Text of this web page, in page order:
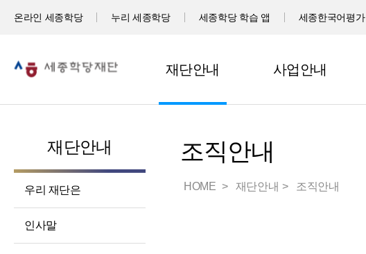
온라인 세종학당 누리 세종학당 세종학당 학습 앱 세종한국어평가
재단안내 사업안내
재단안내
우리 재단은
인사말
조직안내
HOME 재단안내 조직안내